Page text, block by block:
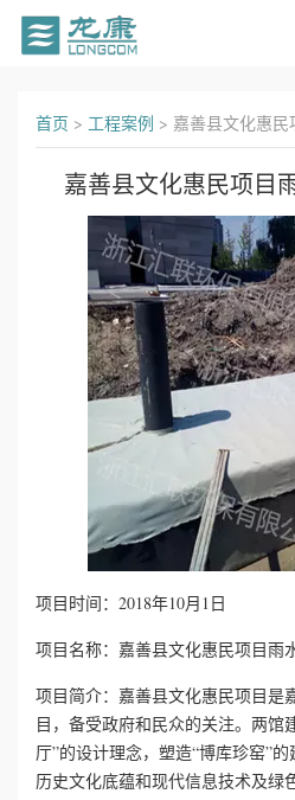
页
程
例
首页 > 工程案例 > 嘉善县文化惠民
嘉善县文化惠民项目
项目时间：2018年10月1日
项目名称：嘉善县文化惠民项目雨
项目简介：嘉善县文化惠民项目是
目，备受政府和民众的关注。两馆
厅”的设计理念，塑造“博库珍窑”
历史文化底蕴和现代信息技术及绿